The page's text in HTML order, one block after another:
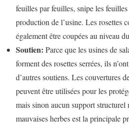
feuilles par feuilles, snipe les
production de l’usine. Les rosettes
également être coupées au niveau
Soutien: Parce que les usines de
forment des rosettes serrées, ils
d’autres soutiens. Les couvertures
peuvent être utilisées pour les
mais sinon aucun support structurel
mauvaises herbes est la principale